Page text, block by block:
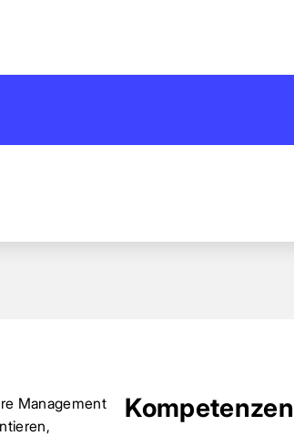
Management
Kompetenzen